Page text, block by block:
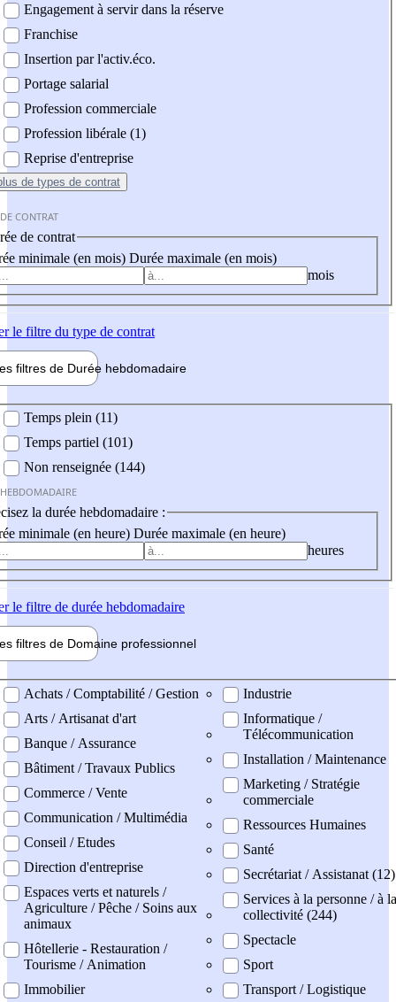
Engagement à servir dans la réserve
Franchise
Insertion par l'activ.éco.
Portage salarial
Profession commerciale
Profession libérale (1)
Reprise d'entreprise
de types de contrat
CONTRAT
de contrat
minimale (en mois) Durée maximale (en mois)
mois
le filtre du type de contrat
filtres de Durée hebdomadaire
Temps plein (11)
Temps partiel (101)
Non renseignée (144)
la durée hebdomadaire :
minimale (en heure) Durée maximale (en heure)
heures
le filtre de durée hebdomadaire
filtres de Domaine professionnel
professionel
Achats / Comptabilité / Gestion
Arts / Artisanat d'art
Banque / Assurance
Bâtiment / Travaux Publics
Commerce / Vente
Communication / Multimédia
Conseil / Etudes
Direction d'entreprise
Espaces verts et naturels /
Agriculture / Pêche / Soins aux
animaux
Hôtellerie - Restauration /
Tourisme / Animation
Immobilier
Industrie
Informatique /
Télécommunication
Installation / Maintenance
Marketing / Stratégie
commerciale
Ressources Humaines
Santé
Secrétariat / Assistanat (12)
Services à la personne / à la
collectivité (244)
Spectacle
Sport
Transport / Logistique